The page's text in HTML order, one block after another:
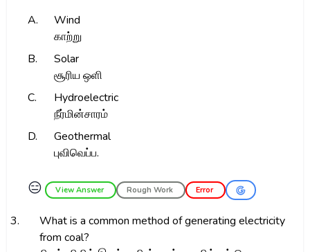
A.
Wind
காற்று
B.
Solar
சூரிய ஒளி
C.
Hydroelectric
நீர்மின்சாரம்
D.
Geothermal
புவிவெப்ப.
😑 View Answer Rough Work Error
3.
What is a common method of generating electricity
from coal?